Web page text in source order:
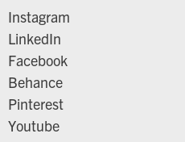
Instagram
LinkedIn
Facebook
Behance
Pinterest
Youtube